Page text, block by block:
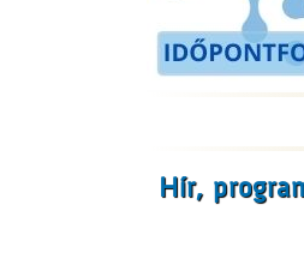
Hír,